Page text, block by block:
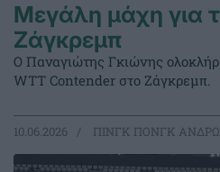
Μεγάλη μάχη για
Ζάγκρεμπ
Ο Παναγιώτης Γκιώνης
WTT Contender στο Ζάγκρεμπ.
10.06.2026 ΠΙΝΓΚ ΠΟΝΓΚ